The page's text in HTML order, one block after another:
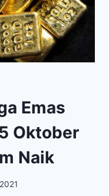
Emas
Oktober
Naik